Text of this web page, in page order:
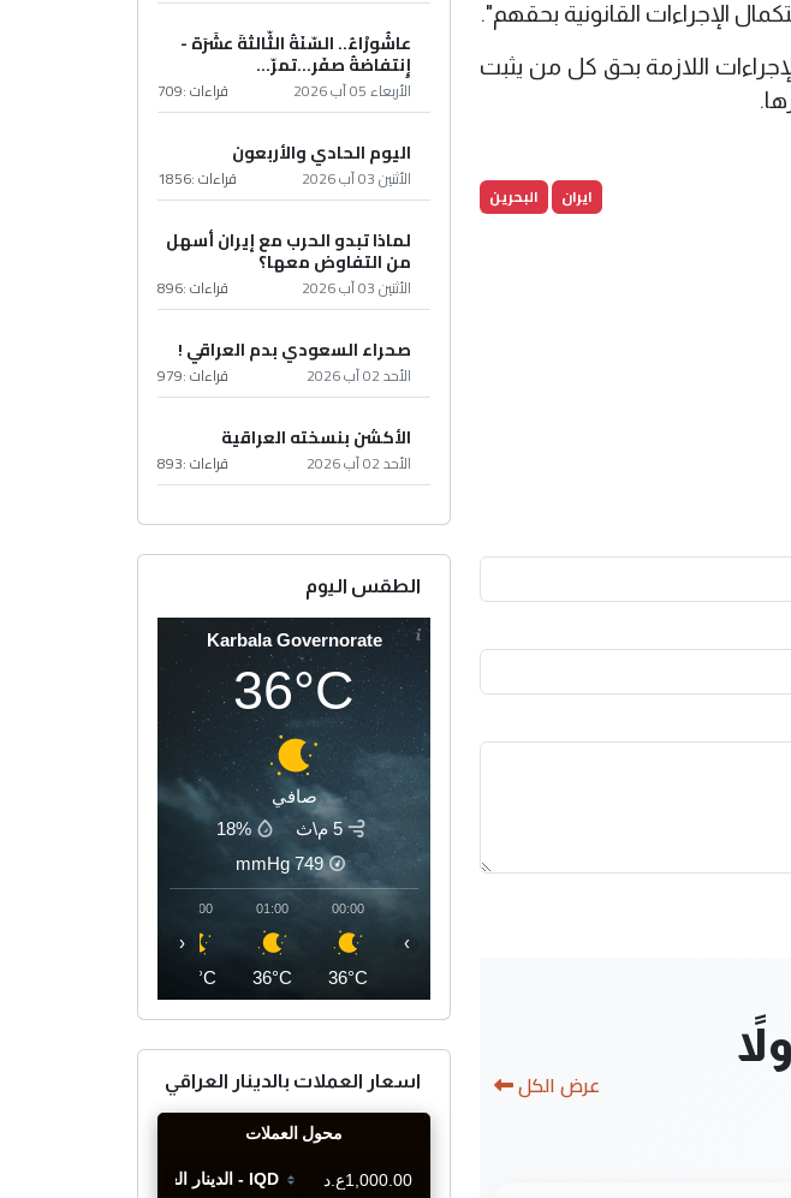
اللازمة بحق كل من يثبت
ايران البحرين
عرض الكل
عاشُورْاءُ.. السّنَةُ الثّالثةَ عشَرَة -
إِنتفاضةُ صفَر…تمرّ...
الأربعاء 05 آب 2026 قراءات :709
اليوم الحادي والأربعون
الأثنين 03 آب 2026 قراءات :1856
لماذا تبدو الحرب مع إيران أسهل
من التفاوض معها؟
الأثنين 03 آب 2026 قراءات :896
صحراء السعودي بدم العراقي !
الأحد 02 آب 2026 قراءات :979
الأكشن بنسخته العراقية
الأحد 02 آب 2026 قراءات :893
الطقس اليوم
Karbala Governorate
36°C
صافي
5 م\ث
18%
749
mmHg
00:00
36°C
01:00
36°C
02:00
36°C
‹ ›
اسعار العملات بالدينار العراقي